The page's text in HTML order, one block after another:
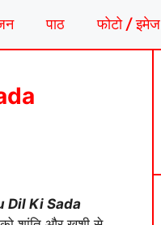
पाठ फोटो / इमेज
Dil Ki Sada